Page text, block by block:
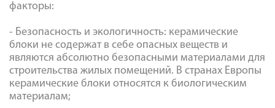
факторы:
- Безопасность и экологичность: керамические
блоки не содержат в себе опасных веществ и
являются абсолютно безопасными материалами для
строительства жилых помещений. В странах Европы
керамические блоки относятся к биологическим
материалам;